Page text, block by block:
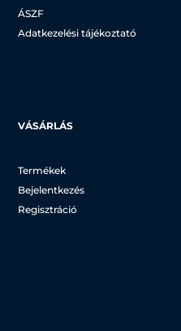
ÁSZF
Adatkezelési tájékoztató
VÁSÁRLÁS
Termékek
Bejelentkezés
Regisztráció